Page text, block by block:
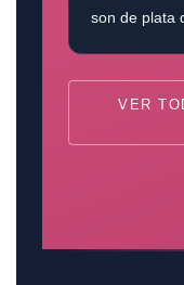
son de plata
VER